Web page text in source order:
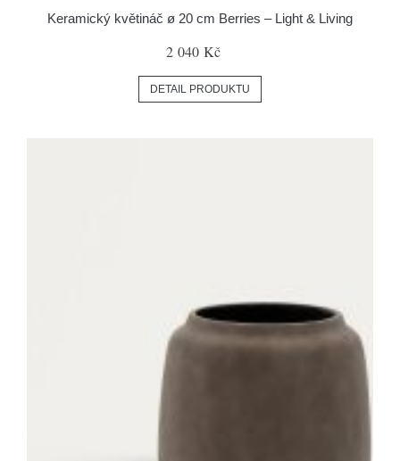
Keramický květináč ø 20 cm Berries – Light & Living
2 040 Kč
DETAIL PRODUKTU